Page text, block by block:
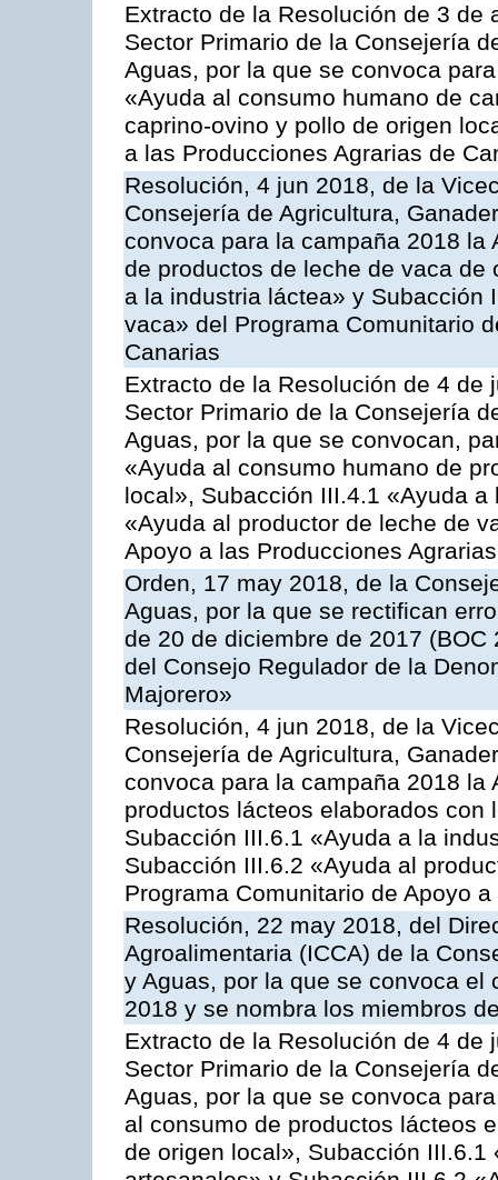
Extracto de la Resolución de 3
Sector Primario de la Consejería
Aguas, por la que se convoca
«Ayuda al consumo humano de
caprino-ovino y pollo de origen
a las Producciones Agrarias de
Resolución, 4 jun 2018, de la
Consejería de Agricultura,
convoca para la campaña 2018
de productos de leche de vaca
a la industria láctea» y Subacción
vaca» del Programa Comunitario
Canarias
Extracto de la Resolución de 4
Sector Primario de la Consejería
Aguas, por la que se convocan,
«Ayuda al consumo humano de
local», Subacción III.4.1 «Ayuda
«Ayuda al productor de leche de
Apoyo a las Producciones
Orden, 17 may 2018, de la
Aguas, por la que se rectifican
de 20 de diciembre de 2017
del Consejo Regulador de la
Majorero»
Resolución, 4 jun 2018, de la
Consejería de Agricultura,
convoca para la campaña 2018
productos lácteos elaborados
Subacción III.6.1 «Ayuda a la
Subacción III.6.2 «Ayuda al
Programa Comunitario de Apoyo
Resolución, 22 may 2018, del
Agroalimentaria (ICCA) de la
y Aguas, por la que se convoca el
2018 y se nombra los miembros
Extracto de la Resolución de 4
Sector Primario de la Consejería
Aguas, por la que se convoca
al consumo de productos lácteos
de origen local», Subacción